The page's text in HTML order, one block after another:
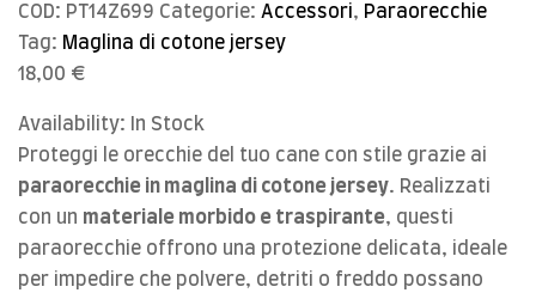
COD: PT14Z699 Categorie: Accessori, Paraorecchie
Tag: Maglina di cotone jersey
18,00 €
Availability: In Stock
Proteggi le orecchie del tuo cane con stile grazie ai
paraorecchie in maglina di cotone jersey. Realizzati
con un materiale morbido e traspirante, questi
paraorecchie offrono una protezione delicata, ideale
per impedire che polvere, detriti o freddo possano